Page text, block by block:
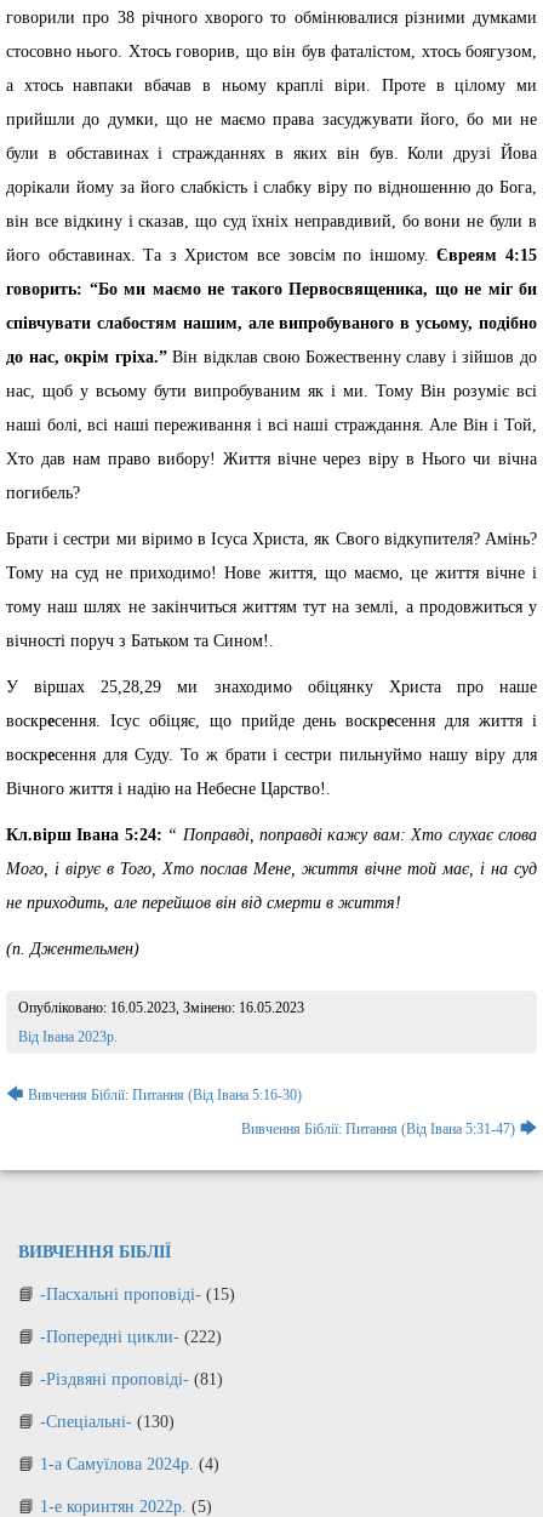
говорили про 38 річного хворого то обмінювалися різними думками
стосовно нього. Хтось говорив, що він був фаталістом, хтось боягузом,
а хтось навпаки вбачав в ньому краплі віри. Проте в цілому ми
прийшли до думки, що не маємо права засуджувати його, бо ми не
були в обставинах і стражданнях в яких він був. Коли друзі Йова
дорікали йому за його слабкість і слабку віру по відношенню до Бога,
він все відкину і сказав, що суд їхніх неправдивий, бо вони не були в
його обставинах. Та з Христом все зовсім по іншому.Євреям 4:15
говорить: “Бо ми маємо не такого Первосвященика, що не міг би
співчувати слабостям нашим, але випробуваного в усьому, подібно
до нас, окрім гріха.”Він відклав свою Божественну славу і зійшов до
нас, щоб у всьому бути випробуваним як і ми. Тому Він розуміє всі
наші болі, всі наші переживання і всі наші страждання. Але Він і Той,
Хто дав нам право вибору! Життя вічне через віру в Нього чи вічна
погибель?
Брати і сестри ми віримо в Ісуса Христа, як Свого відкупителя? Амінь?
Тому на суд не приходимо! Нове життя, що маємо, це життя вічне і
тому наш шлях не закінчиться життям тут на землі, а продовжиться у
вічності поруч з Батьком та Сином!.
У віршах 25,28,29 ми знаходимо обіцянку Христа про наше
воскресення. Ісус обіцяє, що прийде день воскресення для життя і
воскресення для Суду. То ж брати і сестри пильнуймо нашу віру для
Вічного життя і надію на Небесне Царство!.
Кл.вірш Івана 5:24: “ Поправді, поправді кажу вам: Хто слухає слова
Мого, і вірує в Того, Хто послав Мене, життя вічне той має, і на суд
не приходить, але перейшов він від смерти в життя!
(п. Джентельмен)
Опубліковано: 16.05.2023 , Змінено: 16.05.2023
Розділ:
Від Івана 2023р.
Навігація
🡄 Вивчення Біблії: Питання (Від Івана 5:16-30)
Вивчення Біблії: Питання (Від Івана 5:31-47) 🡆
ВИВЧЕННЯ БІБЛІЇ
-Пасхальні проповіді- (15)
-Попередні цикли- (222)
-Різдвяні проповіді- (81)
-Спеціальні- (130)
1-а Самуїлова 2024р. (4)
1-е коринтян 2022р. (5)